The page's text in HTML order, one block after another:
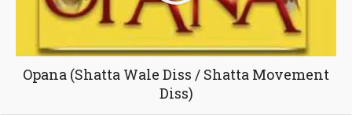
Opana (Shatta Wale Diss / Shatta Movement
Diss)